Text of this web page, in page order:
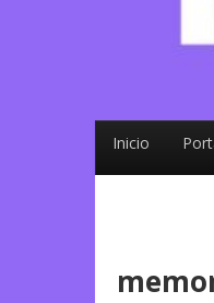
Inicio